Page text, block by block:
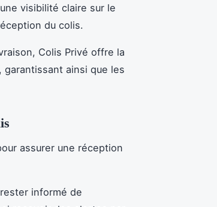
visibilité claire sur le
du colis.
Colis Privé offre la
, garantissant ainsi que les
assurer une réception
informé de